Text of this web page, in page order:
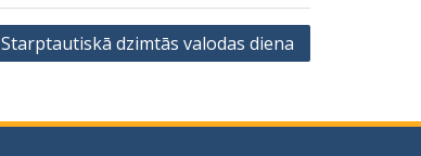
Starptautiskā dzimtās valodas diena